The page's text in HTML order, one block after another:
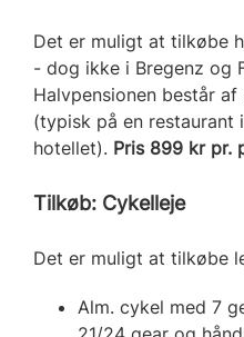
Det er muligt at tilkøbe
- dog ikke i Bregenz og
Halvpensionen består
(typisk på en restaurant
hotellet). Pris 899 kr pr.
Tilkøb: Cykelleje
Det er muligt at tilkøbe
Alm. cykel med 7